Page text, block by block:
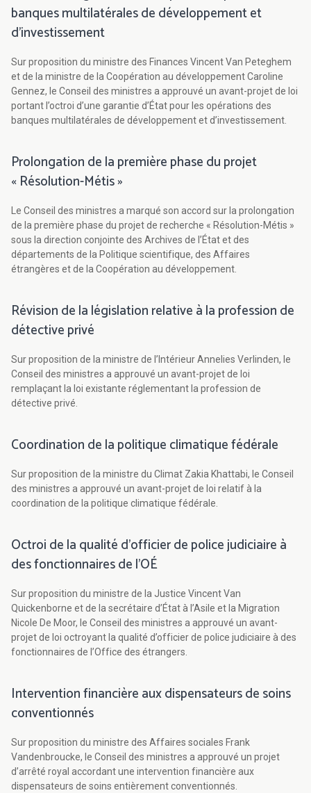
banques multilatérales de développement et
d’investissement
Sur proposition du ministre des Finances Vincent Van Peteghem
et de la ministre de la Coopération au développement Caroline
Gennez, le Conseil des ministres a approuvé un avant-projet de loi
portant l’octroi d’une garantie d’État pour les opérations des
banques multilatérales de développement et d’investissement.
Prolongation de la première phase du projet
« Résolution-Métis »
Le Conseil des ministres a marqué son accord sur la prolongation
de la première phase du projet de recherche « Résolution-Métis »
sous la direction conjointe des Archives de l’État et des
départements de la Politique scientifique, des Affaires
étrangères et de la Coopération au développement.
Révision de la législation relative à la profession de
détective privé
Sur proposition de la ministre de l’Intérieur Annelies Verlinden, le
Conseil des ministres a approuvé un avant-projet de loi
remplaçant la loi existante réglementant la profession de
détective privé.
Coordination de la politique climatique fédérale
Sur proposition de la ministre du Climat Zakia Khattabi, le Conseil
des ministres a approuvé un avant-projet de loi relatif à la
coordination de la politique climatique fédérale.
Octroi de la qualité d’officier de police judiciaire à
des fonctionnaires de l’OÉ
Sur proposition du ministre de la Justice Vincent Van
Quickenborne et de la secrétaire d’État à l’Asile et la Migration
Nicole De Moor, le Conseil des ministres a approuvé un avant-
projet de loi octroyant la qualité d’officier de police judiciaire à des
fonctionnaires de l’Office des étrangers.
Intervention financière aux dispensateurs de soins
conventionnés
Sur proposition du ministre des Affaires sociales Frank
Vandenbroucke, le Conseil des ministres a approuvé un projet
d’arrêté royal accordant une intervention financière aux
dispensateurs de soins entièrement conventionnés.